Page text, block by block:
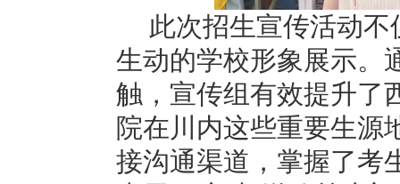
此次招生宣传活动
生动的学校形象展示。
触，宣传组有效提升了
院在川内这些重要生源
接沟通渠道，掌握了考